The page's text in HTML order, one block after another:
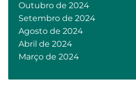
Outubro de 2024
Setembro de 2024
Agosto de 2024
Abril de 2024
Março de 2024